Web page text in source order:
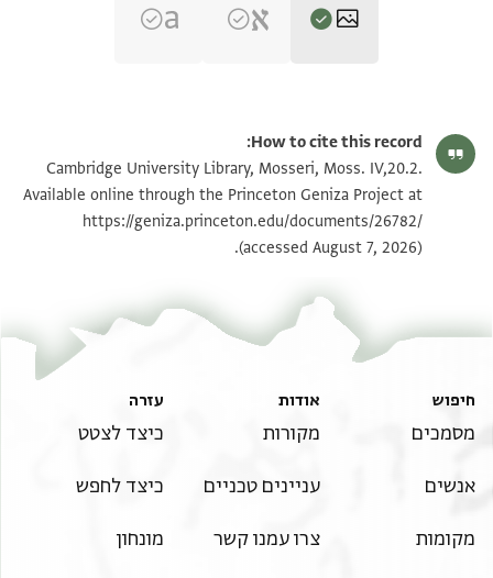
Moss. IV,20.2 1v הגדל וסובב
תנאי היתר שימוש בתצלום
How to cite this record:
Cambridge University Library, Mosseri, Moss. IV,20.2.
Available online through the Princeton Geniza Project at
https://geniza.princeton.edu/documents/26782/
(accessed August 7, 2026).
חיפוש
מסמכים
אנשים
מקומות
אודות
מקורות
עניינים טכניים
צרו עמנו קשר
עזרה
כיצד לצטט
כיצד לחפש
מונחון